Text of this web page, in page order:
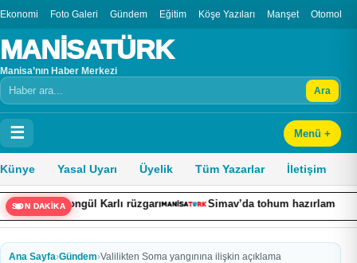
Ekonomi Foto Galeri Gündem Eğitim Köşe Yazıları Manşet Otomobil
MANİSATÜRK
Manisa’nın Haber Merkezi
Arama Ara
☰ Menü +
Künye Yasal Uyarı Üyelik Tüm Yazarlar İletişim
SON DAKİKA
Karlı rüzgarı Simav’da tohum hazırlama makineleri kursu
Ana Sayfa›Gündem›Valilikten Soma yangınına ilişkin açıklama